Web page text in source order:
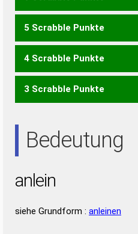
ALIEN LAIEN LENIN LIANE
5 Scrabble Punkte
ELAN LAIE LIEN
4 Scrabble Punkte
ALE ALI EIL ANNE INAN
3 Scrabble Punkte
Bedeutung
anlein
siehe Grundform : anleinen